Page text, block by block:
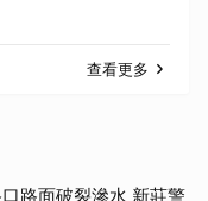
查看更多
路面破裂滲水 新莊警